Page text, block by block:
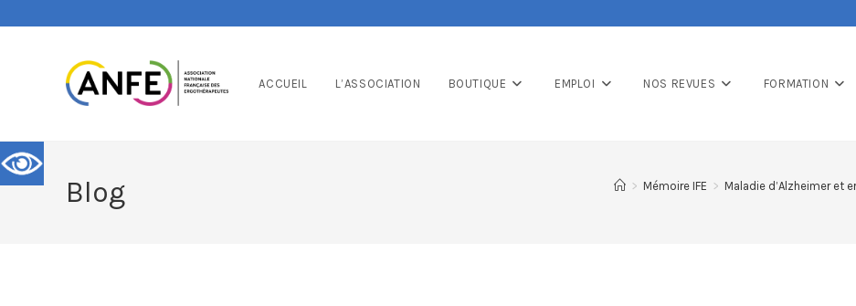
ACCUEIL L’ASSOCIATION BOUTIQUE EMPLOI NOS REVUES FORMATION
Blog > Mémoire IFE > Maladie d’Alzheimer et